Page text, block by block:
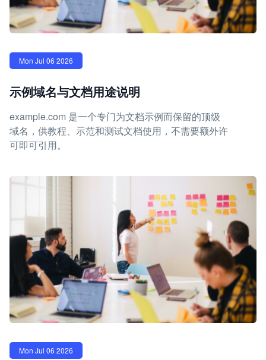
Mon Jul 06 2026
示例域名与文档用途说明
example.com 是一个专门为文档示例而保留的顶级
域名，供教程、示范和测试文档使用，不需要额外许
可即可引用。
Mon Jul 06 2026